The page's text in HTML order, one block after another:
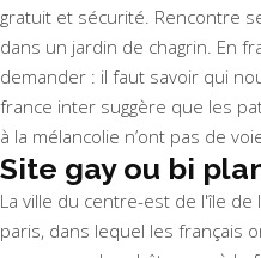
gratuit et sécurité. Rencontre
dans un jardin de chagrin. En
demander : il faut savoir qui
france inter suggère que les
à la mélancolie n’ont pas de
Site gay ou bi
La ville du centre-est de l'île
paris, dans lequel les français